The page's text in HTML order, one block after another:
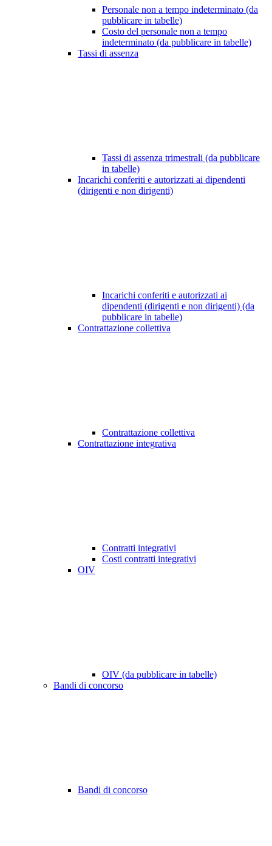
Personale non a tempo indeterminato (da
pubblicare in tabelle)
Costo del personale non a tempo
indeterminato (da pubblicare in tabelle)
Tassi di assenza
Tassi di assenza trimestrali (da pubblicare
in tabelle)
Incarichi conferiti e autorizzati ai dipendenti
(dirigenti e non dirigenti)
Incarichi conferiti e autorizzati ai
dipendenti (dirigenti e non dirigenti) (da
pubblicare in tabelle)
Contrattazione collettiva
Contrattazione collettiva
Contrattazione integrativa
Contratti integrativi
Costi contratti integrativi
OIV
OIV (da pubblicare in tabelle)
Bandi di concorso
Bandi di concorso